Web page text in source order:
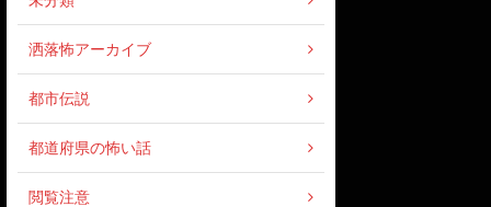
洒落怖アーカイブ
都市伝説
都道府県の怖い話
閲覧注意